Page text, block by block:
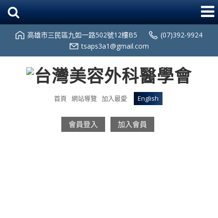
高雄市三民區九如一路502號12樓B5
(07)392-9924
tsaps3a1@gmail.com
首頁 網站導覽 加入最愛 English
會員登入 加入會員